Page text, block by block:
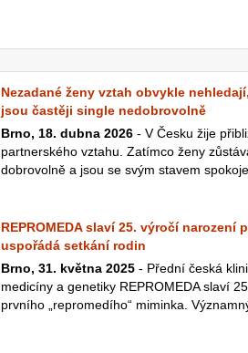
Nezadané ženy vztah obvykle
jsou častěji single nedobrovolně
Brno, 18. dubna 2026 - V Česku žije
partnerského vztahu. Zatímco ženy
dobrovolně a jsou se svým stavem
REPROMEDA slaví 25. výročí narození
uspořádá setkání rodin
Brno, 31. května 2025 - Přední česká
medicíny a genetiky REPROMEDA slaví
prvního „repromedího“ miminka.